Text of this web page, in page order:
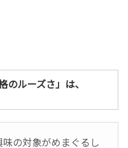
ルーズさ」は、
の対象がめまぐるし